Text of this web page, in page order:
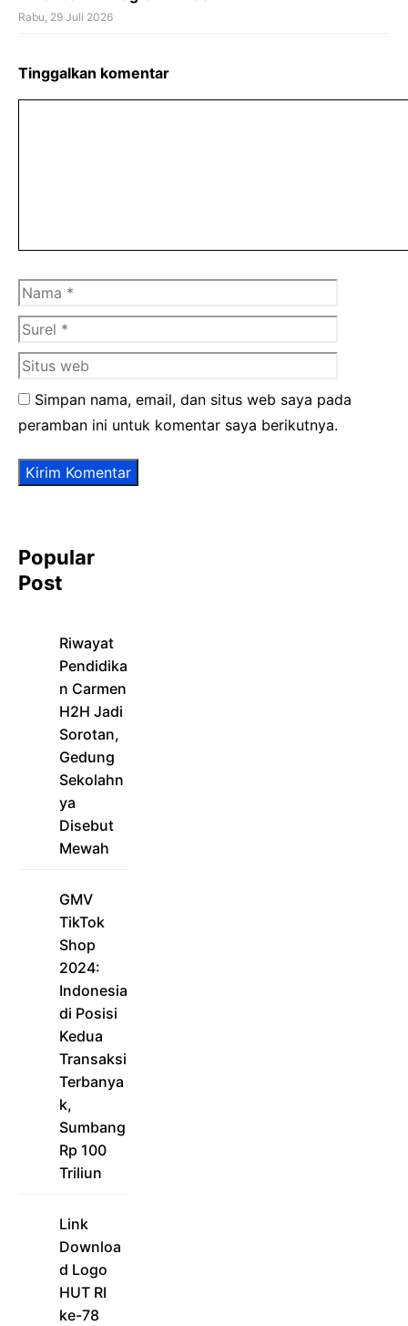
Rabu, 29 Juli 2026
Tinggalkan komentar
Nama
web
Simpan nama, email, dan situs web saya pada
peramban ini untuk komentar saya berikutnya.
Popular
Post
Riwayat
Pendidika
n Carmen
H2H Jadi
Sorotan,
Gedung
Sekolahn
ya
Disebut
Mewah
GMV
TikTok
Shop
2024:
Indonesia
di Posisi
Kedua
Transaksi
Terbanya
k,
Sumbang
Rp 100
Triliun
Link
Downloa
d Logo
HUT RI
ke-78